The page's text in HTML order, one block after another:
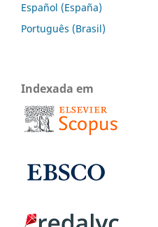
Español (España)
Português (Brasil)
Indexada em